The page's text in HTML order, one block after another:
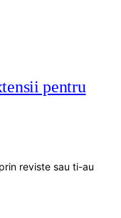
pentru
reviste sau ti-au